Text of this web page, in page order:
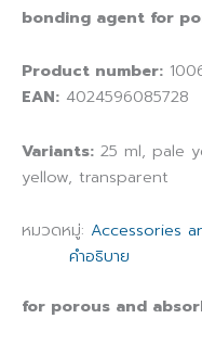
bonding agent for
Product number:
EAN: 4024596085728
Variants: 25 ml, pale
yellow, transparent
หมวดหมู่: Accessories
คำอธิบาย
for porous and